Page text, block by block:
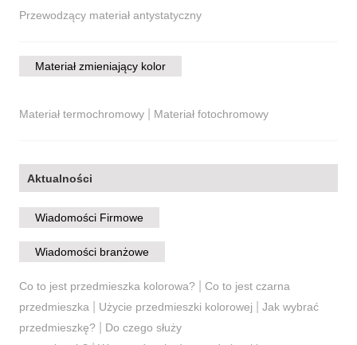
Przewodzący materiał antystatyczny
Materiał zmieniający kolor
Materiał termochromowy| Materiał fotochromowy
Aktualności
Wiadomości Firmowe
Wiadomości branżowe
Co to jest przedmieszka kolorowa?
Co to jest czarna
przedmieszka
Użycie przedmieszki kolorowej
Jak wybrać
przedmieszkę?
Do czego służy